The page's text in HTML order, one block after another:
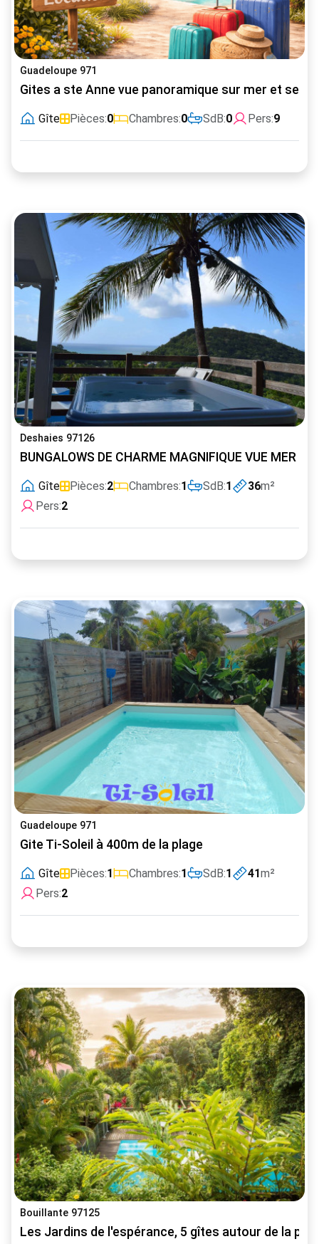
Guadeloupe 971
Gites a ste Anne vue panoramique sur mer et ses
Gîte Pièces:0 Chambres:0 SdB:0 Pers:9
Deshaies 97126
BUNGALOWS DE CHARME MAGNIFIQUE VUE MER
Gîte Pièces:2 Chambres:1 SdB:1 36m²
Pers:2
Guadeloupe 971
Gite Ti-Soleil à 400m de la plage
Gîte Pièces:1 Chambres:1 SdB:1 41m²
Pers:2
Bouillante 97125
Les Jardins de l'espérance, 5 gîtes autour de la